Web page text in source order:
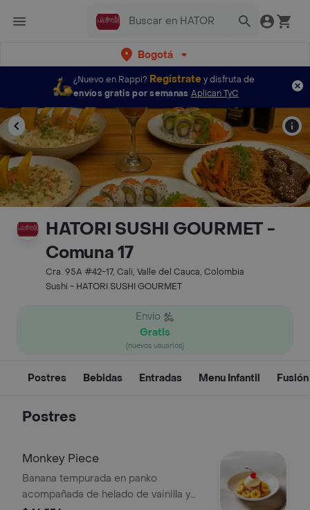
Bogotá
¿Nuevo en Rappi? Regístratey disfruta de
envíos gratis por semanas Aplican TyC
HATORI SUSHI GOURMET -
Comuna 17
Cra. 95A #42-17, Cali, Valle del Cauca, Colombia
Sushi - HATORI SUSHI GOURMET
Envío
Gratis
(nuevos usuarios)
Postres Bebidas Entradas Menu Infantil Fusión
Postres
Monkey Piece
Banana tempurada en panko
acompañada de helado de vainilla y